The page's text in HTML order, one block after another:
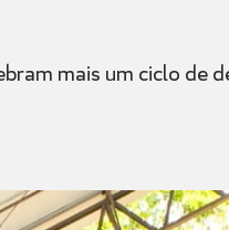
mais um ciclo de